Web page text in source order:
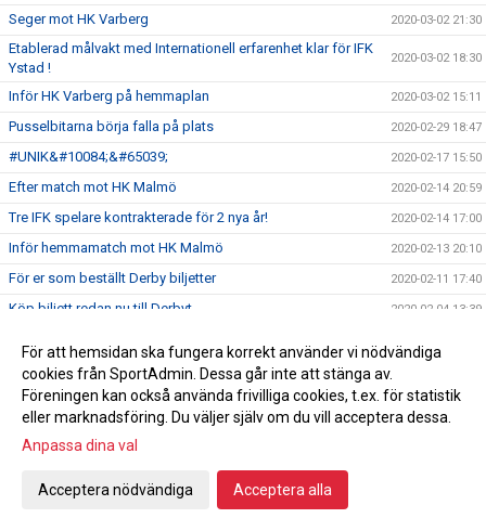
Seger mot HK Varberg 2020-03-02 21:30
Etablerad målvakt med Internationell erfarenhet klar för IFK
Ystad !
2020-03-02 18:30
Inför HK Varberg på hemmaplan 2020-03-02 15:11
Pusselbitarna börja falla på plats 2020-02-29 18:47
#UNIK&#10084;&#65039; 2020-02-17 15:50
Efter match mot HK Malmö 2020-02-14 20:59
Tre IFK spelare kontrakterade för 2 nya år! 2020-02-14 17:00
Inför hemmamatch mot HK Malmö 2020-02-13 20:10
För er som beställt Derby biljetter 2020-02-11 17:40
Köp biljett redan nu till Derbyt 2020-02-04 13:39
Kansliet Februari
Stort tack och varmt välkommen! 2020-01-31 18:03
Handbollsligan fortsätter
Damhandboll!
För att hemsidan ska fungera korrekt använder vi nödvändiga
cookies från SportAdmin. Dessa går inte att stänga av.
Föreningen kan också använda frivilliga cookies, t.ex. för statistik
eller marknadsföring. Du väljer själv om du vill acceptera dessa.
Anpassa dina val
Acceptera nödvändiga Acceptera alla